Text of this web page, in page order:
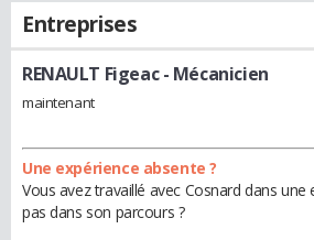
Entreprises
RENAULT Figeac- Mécanicien
maintenant
Une expérience absente ?
Vous avez travaillé avec Cosnard dans
pas dans son parcours ?